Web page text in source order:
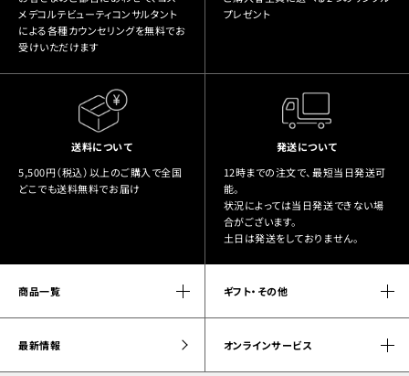
メデコルテビューティコンサルタント
による各種カウンセリングを無料でお
受けいただけます
プレゼント
送料について
5,500円（税込）以上のご購入で全国
どこでも送料無料でお届け
発送について
12時までの注文で、最短当日発送可
能。
状況によっては当日発送できない場
合がございます。
土日は発送をしておりません。
商品一覧 ギフト・その他
最新情報 オンラインサービス